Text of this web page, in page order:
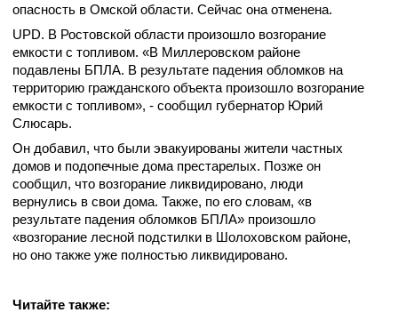
опасность в Омской области. Сейчас она отменена.
UPD. В Ростовской области произошло возгорание
емкости с топливом. «В Миллеровском районе
подавлены БПЛА. В результате падения обломков на
территорию гражданского объекта произошло возгорание
емкости с топливом», - сообщил губернатор Юрий
Слюсарь.
Он добавил, что были эвакуированы жители частных
домов и подопечные дома престарелых. Позже он
сообщил, что возгорание ликвидировано, люди
вернулись в свои дома. Также, по его словам, «в
результате падения обломков БПЛА» произошло
«возгорание лесной подстилки в Шолоховском районе,
но оно также уже полностью ликвидировано.
Читайте также: